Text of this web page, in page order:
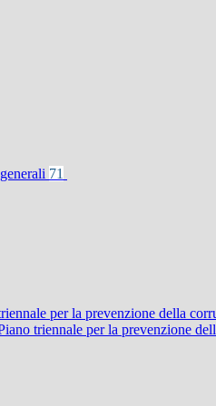
71
per la prevenzione della
triennale per la prevenzione